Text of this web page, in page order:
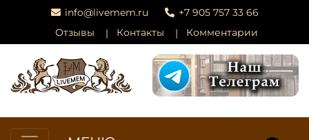
info@livemem.ru
+7 905 757 33 66
Отзывы
Контакты Комментарии